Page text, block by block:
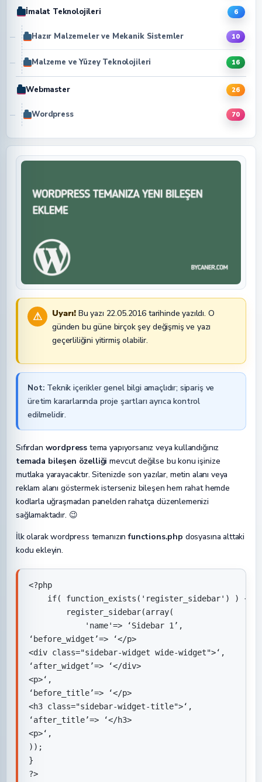
İmalat Teknolojileri 6
Hazır Malzemeler ve Mekanik Sistemler 10
Malzeme ve Yüzey Teknolojileri 16
Webmaster 26
Wordpress 70
⚠ Uyarı! Bu yazı 22.05.2016 tarihinde yazıldı. O
günden bu güne birçok şey değişmiş ve yazı
geçerliliğini yitirmiş olabilir.
Not: Teknik içerikler genel bilgi amaçlıdır; sipariş ve
üretim kararlarında proje şartları ayrıca kontrol
edilmelidir.
Sıfırdan wordpress tema yapıyorsanız veya kullandığınız
temada bileşen özelliği mevcut değilse bu konu işinize
mutlaka yarayacaktır. Sitenizde son yazılar, metin alanı veya
reklam alanı göstermek isterseniz bileşen hem rahat hemde
kodlarla uğraşmadan panelden rahatça düzenlemenizi
sağlamaktadır. 😉
İlk olarak wordpress temanızınfunctions.php dosyasına alttaki
kodu ekleyin.
<?php
    if( function_exists('register_sidebar') ) {
        register_sidebar(array(
            'name'=> ‘Sidebar 1’,
‘before_widget’=> ‘</p>
<div class="sidebar-widget wide-widget">‘,
‘after_widget’=> ‘</div>
<p>‘,
‘before_title’=> ‘</p>
<h3 class="sidebar-widget-title">‘,
‘after_title’=> ‘</h3>
<p>‘,
));
}
?>